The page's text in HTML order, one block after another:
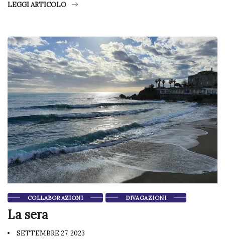
LEGGI ARTICOLO
COLLABORAZIONI DIVAGAZIONI
La sera
SETTEMBRE 27, 2023